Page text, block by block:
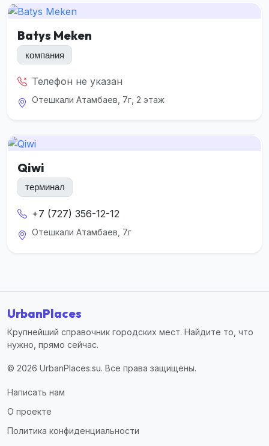
Batys Meken
компания
Телефон не указан
Отешкали Атамбаев, 7г, 2 этаж
Qiwi
терминал
+7 (727) 356-12-12
Отешкали Атамбаев, 7г
UrbanPlaces
Крупнейший справочник городских мест. Найдите то, что
нужно, прямо сейчас.
© 2026 UrbanPlaces.su. Все права защищены.
Написать нам
О проекте
Политика конфиденциальности